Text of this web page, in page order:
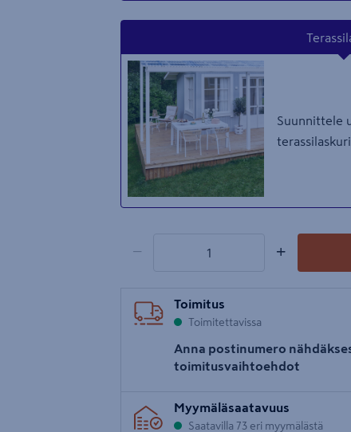
Suunnittele
− +
Toimitus
Toimitettavissa
Anna postinumero
toimitusvaihtoehdot
Myymäläsaatavuus
Saatavilla 73 eri myymälästä